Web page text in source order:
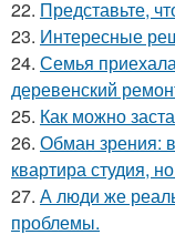
22. Представьте,
23. Интересные
24. Семья
деревенский
25. Как можно
26. Обман зрения:
квартира студия,
27. А люди же
проблемы.